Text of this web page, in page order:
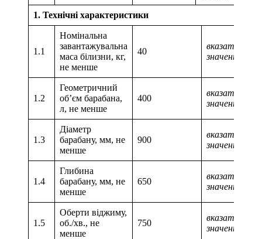
1. Технічні характеристики
1.1
Номінальна
завантажувальна
маса білизни, кг,
не менше
40
вказати
значення
1.2
Геометричний
об’єм барабана,
л, не менше
400
вказати
значення
1.3
Діаметр
барабану, мм, не
менше
900
вказати
значення
1.4
Глибина
барабану, мм, не
менше
650
вказати
значення
1.5
Оберти віджиму,
об./хв., не
менше
750
вказати
значення